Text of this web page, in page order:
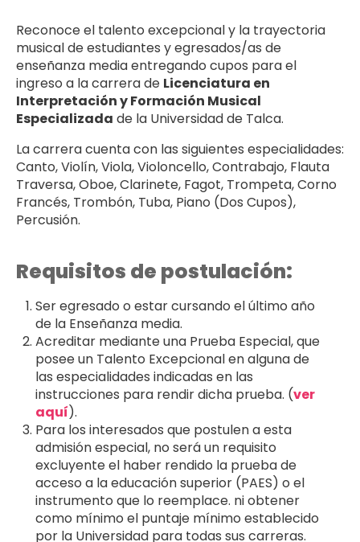
Reconoce el talento excepcional y la trayectoria
musical de estudiantes y egresados/as de
enseñanza media entregando cupos para el
ingreso a la carrera de Licenciatura en
Interpretación y Formación Musical
Especializada de la Universidad de Talca.
La carrera cuenta con las siguientes especialidades:
Canto, Violín, Viola, Violoncello, Contrabajo, Flauta
Traversa, Oboe, Clarinete, Fagot, Trompeta, Corno
Francés, Trombón, Tuba, Piano (Dos Cupos),
Percusión.
Requisitos de postulación:
Ser egresado o estar cursando el último año
de la Enseñanza media.
Acreditar mediante una Prueba Especial, que
posee un Talento Excepcional en alguna de
las especialidades indicadas en las
instrucciones para rendir dicha prueba. (ver
aquí).
Para los interesados que postulen a esta
admisión especial, no será un requisito
excluyente el haber rendido la prueba de
acceso a la educación superior (PAES) o el
instrumento que lo reemplace. ni obtener
como mínimo el puntaje mínimo establecido
por la Universidad para todas sus carreras.